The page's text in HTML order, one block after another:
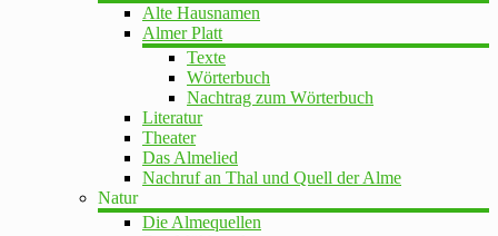
Alte Hausnamen
Almer Platt
Texte
Wörterbuch
Nachtrag zum Wörterbuch
Literatur
Theater
Das Almelied
Nachruf an Thal und Quell der Alme
Natur
Die Almequellen